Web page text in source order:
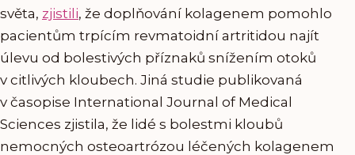
světa, zjistili, že doplňování kolagenem pomohlo
pacientům trpícím revmatoidní artritidou najít
úlevu od bolestivých příznaků snížením otoků
v citlivých kloubech. Jiná studie publikovaná
v časopise International Journal of Medical
Sciences zjistila, že lidé s bolestmi kloubů
nemocných osteoartrózou léčených kolagenem